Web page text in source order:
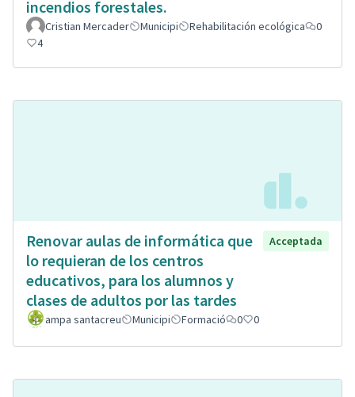
incendios forestales.
Cristian Mercader Municipi Rehabilitación ecológica
0
4
Renovar aulas de informática que
lo requieran de los centros
educativos, para los alumnos y
clases de adultos por las tardes
Acceptada
ampa santacreu Municipi Formació 0 0